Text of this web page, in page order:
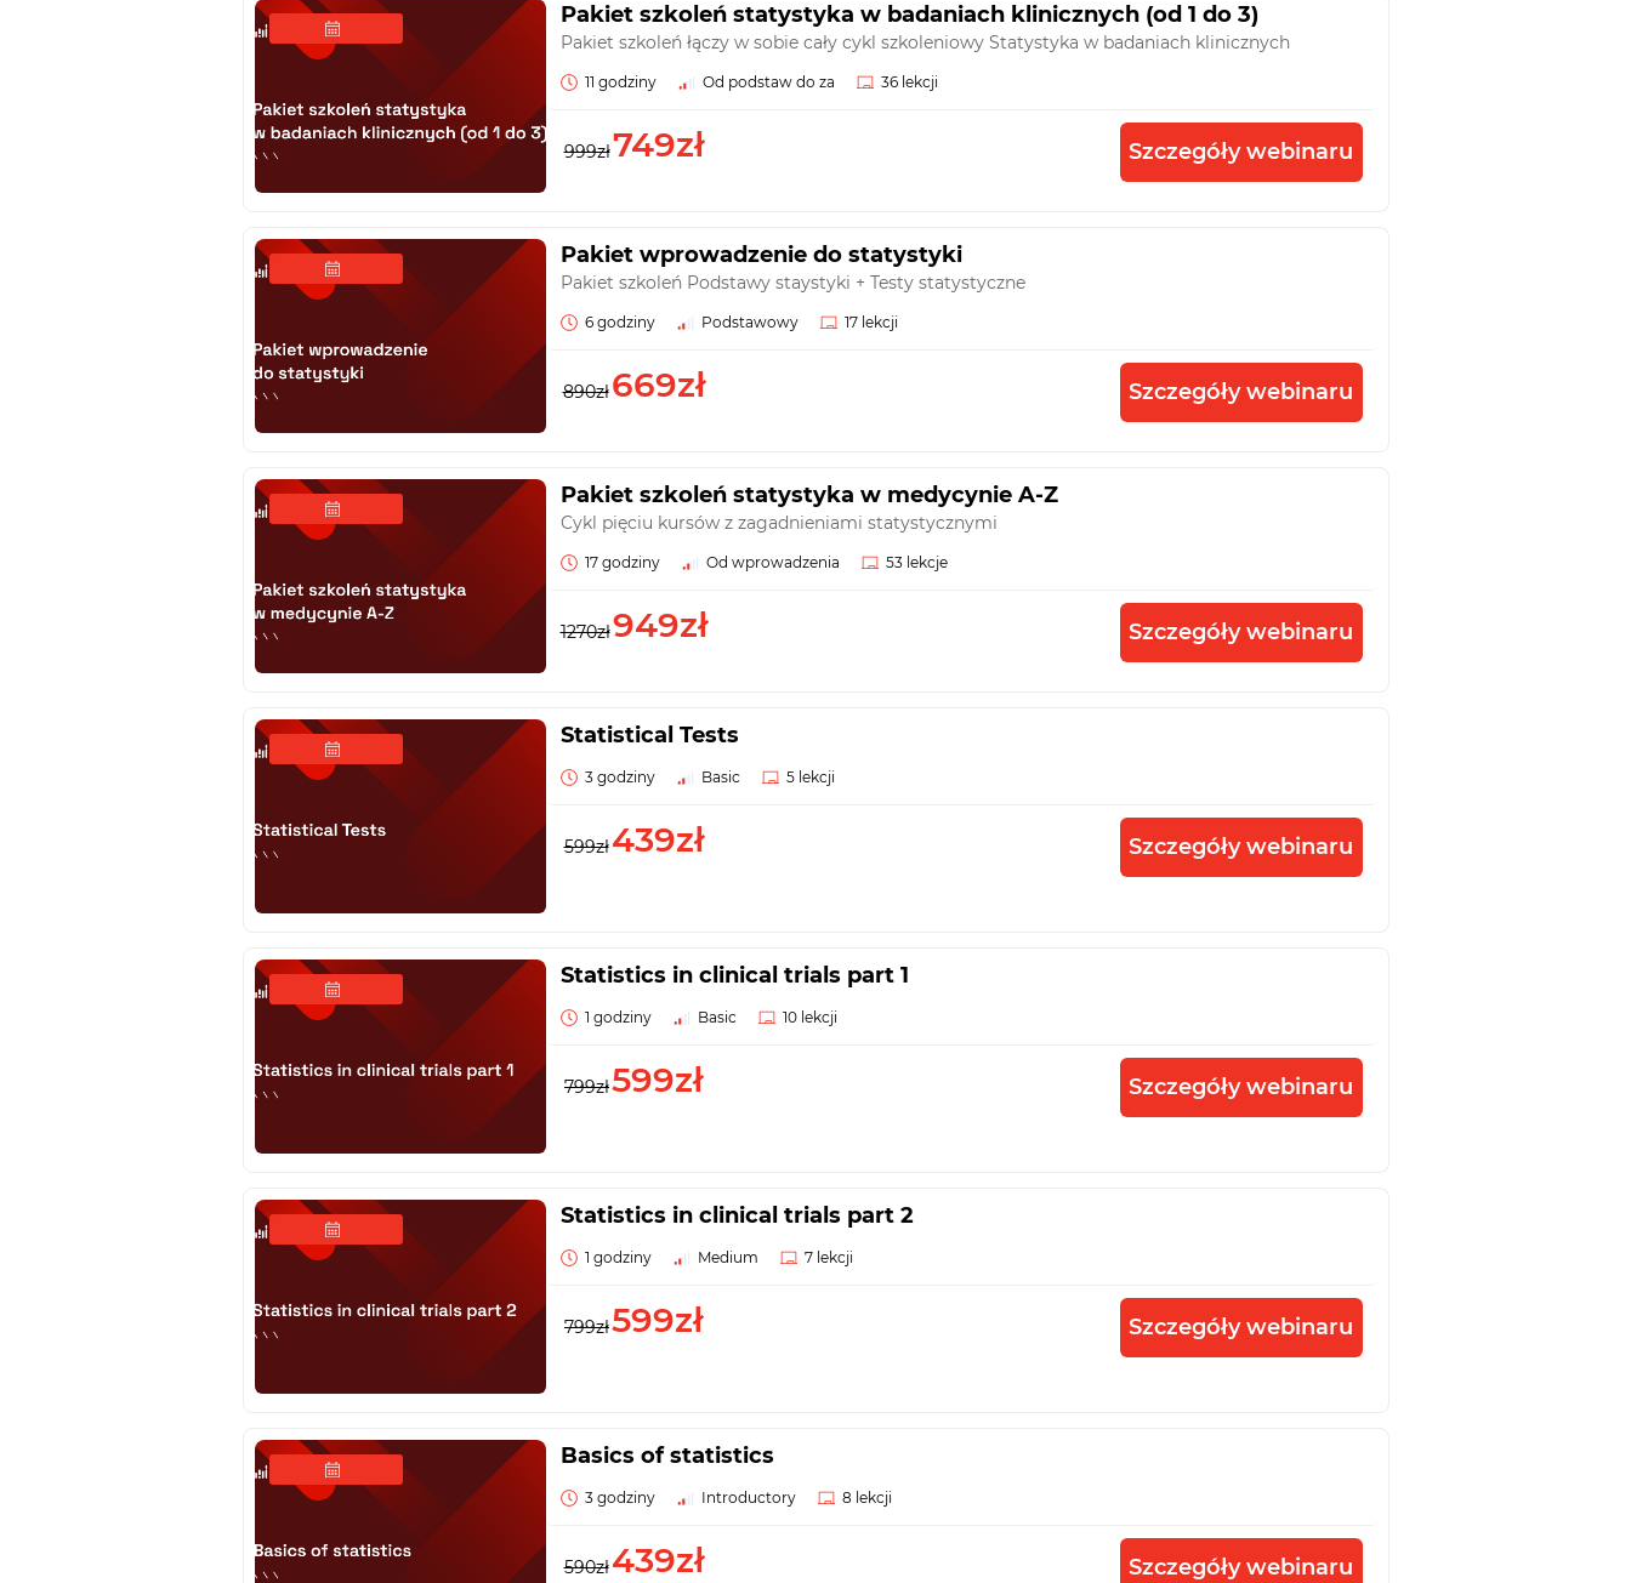
Pakiet szkoleń statystyka w badaniach klinicznych (od 1 do 3)
Pakiet szkoleń łączy w sobie cały cykl szkoleniowy Statystyka w badaniach klinicznych
11 godziny Od podstaw do za 36 lekcji
999zł749zł Szczegóły webinaru
Pakiet wprowadzenie do statystyki
Pakiet szkoleń Podstawy staystyki + Testy statystyczne
6 godziny Podstawowy 17 lekcji
890zł669zł Szczegóły webinaru
Pakiet szkoleń statystyka w medycynie A-Z
Cykl pięciu kursów z zagadnieniami statystycznymi
17 godziny Od wprowadzenia 53 lekcje
1270zł949zł Szczegóły webinaru
Statistical Tests
3 godziny Basic 5 lekcji
599zł439zł Szczegóły webinaru
Statistics in clinical trials part 1
1 godziny Basic 10 lekcji
799zł599zł Szczegóły webinaru
Statistics in clinical trials part 2
1 godziny Medium 7 lekcji
799zł599zł Szczegóły webinaru
Basics of statistics
3 godziny Introductory 8 lekcji
590zł439zł Szczegóły webinaru